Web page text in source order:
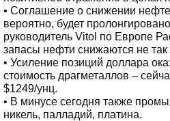
• Соглашение о снижении
вероятно, будет
руководитель Vitol по Европе
запасы нефти снижаются не
• Усиление позиций доллара
стоимость драгметаллов –
$1249/унц.
• В минусе сегодня также
никель, палладий, платина.